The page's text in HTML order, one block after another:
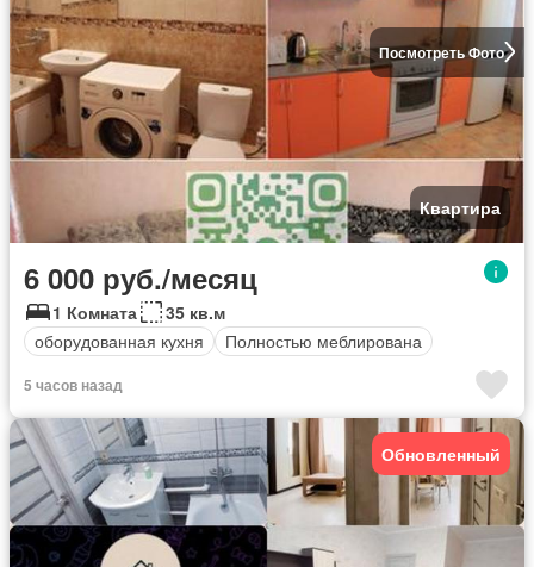
Посмотреть Фото
Квартира
6 000 руб./месяц
1 Комната
35 кв.м
оборудованная кухня
Полностью меблирована
5 часов назад
Обновленный